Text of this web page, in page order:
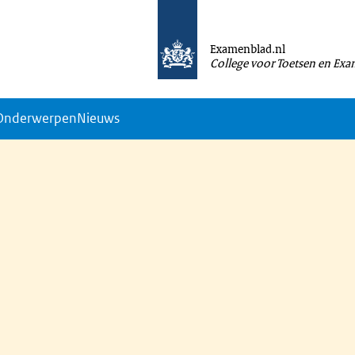
Examenblad.nl
College voor Toetsen en
Nieuws